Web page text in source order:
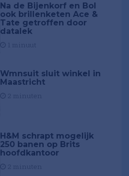
Na de Bijenkorf en Bol
ook brillenketen Ace &
Tate getroffen door
datalek
Wmnsuit sluit winkel in
Maastricht
H&M schrapt mogelijk
250 banen op Brits
hoofdkantoor